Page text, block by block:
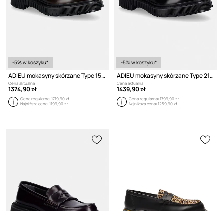
-5% w koszyku*
ADIEU mokasyny skórzane Type 159
Cena aktualna:
1374,90 zł
Cena regularna:1719,90 zł
Najniższa cena:1199,90 zł
-5% w koszyku*
ADIEU mokasyny skórzane Type 218
Cena aktualna:
1439,90 zł
Cena regularna:1799,90 zł
Najniższa cena:1259,90 zł